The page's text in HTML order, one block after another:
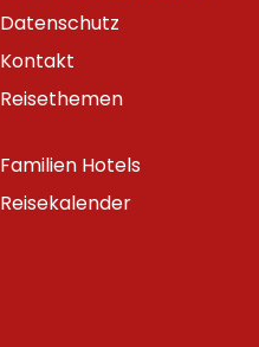
Datenschutz
Kontakt
Reisethemen
Familien Hotels
Reisekalender